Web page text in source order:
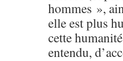
hommes »,
elle est plus
cette
entendu,